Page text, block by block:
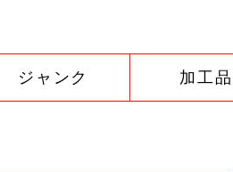
ジャンク 加工品